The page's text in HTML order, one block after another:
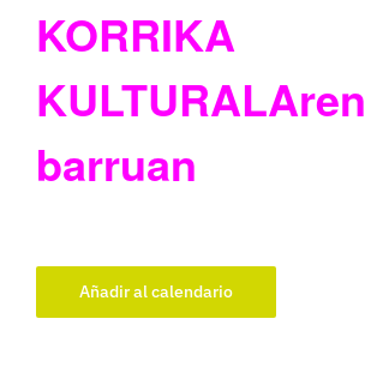
KORRIKA
KULTURALAren
barruan
Añadir al calendario